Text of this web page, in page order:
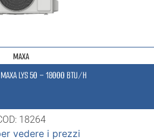
MAXA
MAXA LYS 50 – 18000 BTU/H
18264
vedere i prezzi